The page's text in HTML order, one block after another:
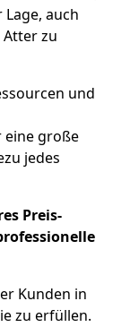
auch
zu
und
eine große
jedes
Preis-
Kunden in
zu erfüllen.